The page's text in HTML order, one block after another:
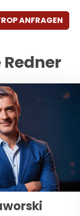
ANFRAGEN